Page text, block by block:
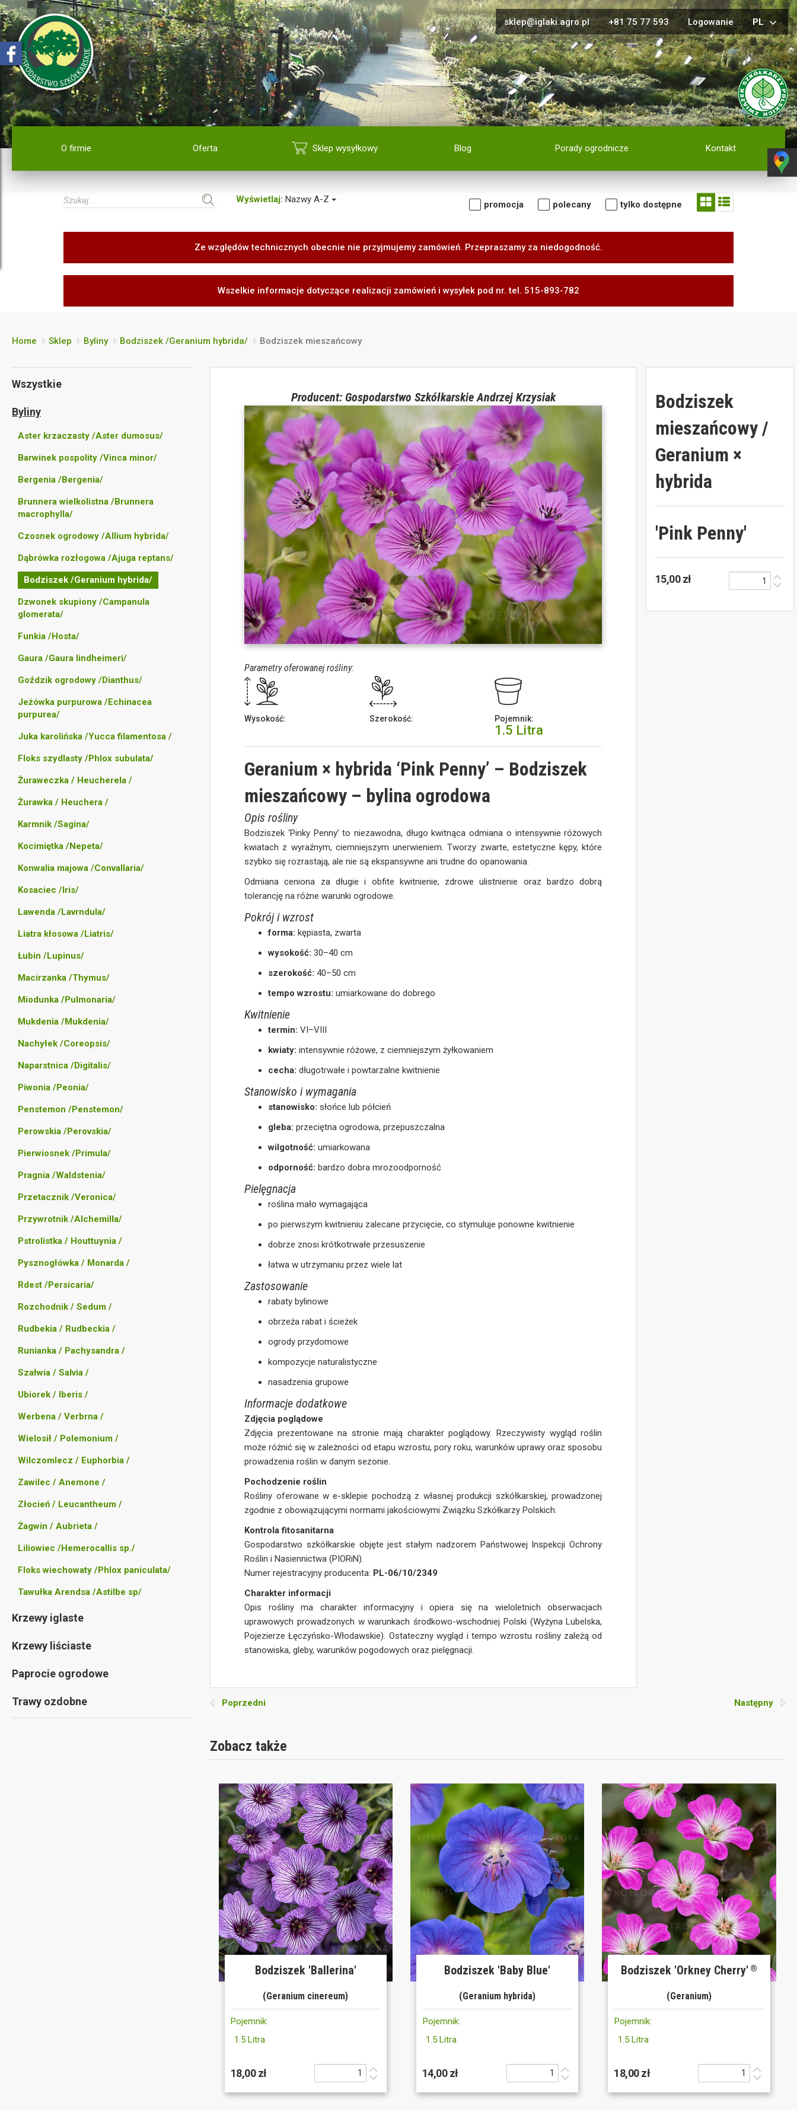
sklep@iglaki.agro.pl +81 75 77 593 Logowanie PL
O firmie Oferta Sklep wysyłkowy Blog Porady ogrodnicze Kontakt
Wyświetlaj: Nazwy A-Z promocja polecany tylko dostępne
Ze względów technicznych obecnie nie przyjmujemy zamówień. Przepraszamy za niedogodność.
Wszelkie informacje dotyczące realizacji zamówień i wysyłek pod nr. tel. 515-893-782
Home Sklep Byliny Bodziszek /Geranium hybrida/ Bodziszek mieszańcowy
Wszystkie
Byliny
Aster krzaczasty /Aster dumosus/
Barwinek pospolity /Vinca minor/
Bergenia /Bergenia/
Brunnera wielkolistna /Brunnera
macrophylla/
Czosnek ogrodowy /Allium hybrida/
Dąbrówka rozłogowa /Ajuga reptans/
Bodziszek /Geranium hybrida/
Dzwonek skupiony /Campanula
glomerata/
Funkia /Hosta/
Gaura /Gaura lindheimeri/
Goździk ogrodowy /Dianthus/
Jeżówka purpurowa /Echinacea
purpurea/
Juka karolińska /Yucca filamentosa /
Floks szydlasty /Phlox subulata/
Żuraweczka / Heucherela /
Żurawka / Heuchera /
Karmnik /Sagina/
Kocimiętka /Nepeta/
Konwalia majowa /Convallaria/
Kosaciec /Iris/
Lawenda /Lavrndula/
Liatra kłosowa /Liatris/
Łubin /Lupinus/
Macirzanka /Thymus/
Miodunka /Pulmonaria/
Mukdenia /Mukdenia/
Nachyłek /Coreopsis/
Naparstnica /Digitalis/
Piwonia /Peonia/
Penstemon /Penstemon/
Perowskia /Perovskia/
Pierwiosnek /Primula/
Pragnia /Waldstenia/
Przetacznik /Veronica/
Przywrotnik /Alchemilla/
Pstrolistka / Houttuynia /
Pysznogłówka / Monarda /
Rdest /Persicaria/
Rozchodnik / Sedum /
Rudbekia / Rudbeckia /
Runianka / Pachysandra /
Szałwia / Salvia /
Ubiorek / Iberis /
Werbena / Verbrna /
Wielosił / Polemonium /
Wilczomlecz / Euphorbia /
Zawilec / Anemone /
Złocień / Leucantheum /
Żagwin / Aubrieta /
Liliowiec /Hemerocallis sp./
Floks wiechowaty /Phlox paniculata/
Tawułka Arendsa /Astilbe sp/
Krzewy iglaste
Krzewy liściaste
Paprocie ogrodowe
Trawy ozdobne
Producent: Gospodarstwo Szkółkarskie Andrzej Krzysiak
Parametry oferowanej rośliny:
Wysokość: Szerokość: Pojemnik:
1.5 Litra
Geranium × hybrida ‘Pink Penny’ – Bodziszek
mieszańcowy – bylina ogrodowa
Opis rośliny
Bodziszek ‘Pinky Penny’ to niezawodna, długo kwitnąca odmiana o intensywnie różowych
kwiatach z wyraźnym, ciemniejszym unerwieniem. Tworzy zwarte, estetyczne kępy, które
szybko się rozrastają, ale nie są ekspansywne ani trudne do opanowania.
Odmiana ceniona za długie i obfite kwitnienie, zdrowe ulistnienie oraz bardzo dobrą
tolerancję na różne warunki ogrodowe.
Pokrój i wzrost
forma: kępiasta, zwarta
wysokość: 30–40 cm
szerokość: 40–50 cm
tempo wzrostu: umiarkowane do dobrego
Kwitnienie
termin: VI–VIII
kwiaty: intensywnie różowe, z ciemniejszym żyłkowaniem
cecha: długotrwałe i powtarzalne kwitnienie
Stanowisko i wymagania
stanowisko: słońce lub półcień
gleba: przeciętna ogrodowa, przepuszczalna
wilgotność: umiarkowana
odporność: bardzo dobra mrozoodporność
Pielęgnacja
roślina mało wymagająca
po pierwszym kwitnieniu zalecane przycięcie, co stymuluje ponowne kwitnienie
dobrze znosi krótkotrwałe przesuszenie
łatwa w utrzymaniu przez wiele lat
Zastosowanie
rabaty bylinowe
obrzeża rabat i ścieżek
ogrody przydomowe
kompozycje naturalistyczne
nasadzenia grupowe
Informacje dodatkowe
Zdjęcia poglądowe
Zdjęcia prezentowane na stronie mają charakter poglądowy. Rzeczywisty wygląd roślin
może różnić się w zależności od etapu wzrostu, pory roku, warunków uprawy oraz sposobu
prowadzenia roślin w danym sezonie.
Pochodzenie roślin
Rośliny oferowane w e-sklepie pochodzą z własnej produkcji szkółkarskiej, prowadzonej
zgodnie z obowiązującymi normami jakościowymi Związku Szkółkarzy Polskich.
Kontrola fitosanitarna
Gospodarstwo szkółkarskie objęte jest stałym nadzorem Państwowej Inspekcji Ochrony
Roślin i Nasiennictwa (PIORiN).
Numer rejestracyjny producenta: PL-06/10/2349
Charakter informacji
Opis rośliny ma charakter informacyjny i opiera się na wieloletnich obserwacjach
uprawowych prowadzonych w warunkach środkowo-wschodniej Polski (Wyżyna Lubelska,
Pojezierze Łęczyńsko-Włodawskie). Ostateczny wygląd i tempo wzrostu rośliny zależą od
stanowiska, gleby, warunków pogodowych oraz pielęgnacji.
Bodziszek
mieszańcowy /
Geranium ×
hybrida
'Pink Penny'
15,00 zł
Poprzedni Następny
Zobacz także
Bodziszek 'Ballerina'
(Geranium cinereum)
Pojemnik:
1.5 Litra
18,00 zł
Bodziszek 'Baby Blue'
(Geranium hybrida)
Pojemnik:
1.5 Litra
14,00 zł
Bodziszek 'Orkney Cherry' ®
(Geranium)
Pojemnik:
1.5 Litra
18,00 zł